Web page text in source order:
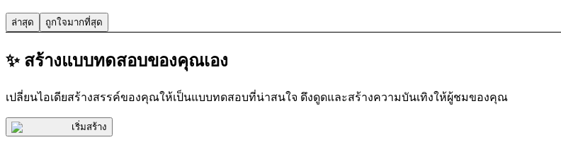
ล่าสุด ถูกใจมากที่สุด
✨ สร้างแบบทดสอบของคุณเอง
เปลี่ยนไอเดียสร้างสรรค์ของคุณให้เป็นแบบทดสอบที่น่าสนใจ ดึงดูดและสร้างความบันเทิงให้ผู้ชมของคุณ
เริ่มสร้าง